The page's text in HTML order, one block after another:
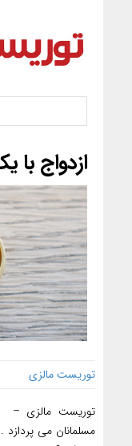
ازدواج با
توریست مالزی
توریست مالزی –
مسلمانان می پردازد